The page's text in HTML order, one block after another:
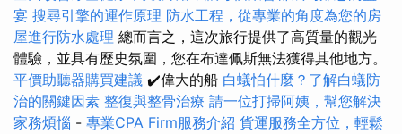
宴 搜尋引擎的運作原理 防水工程，從專業的角度為您的房
屋進行防水處理 總而言之，這次旅行提供了高質量的觀光
體驗，並具有歷史氛圍，您在布達佩斯無法獲得其他地方。
平價助聽器購買建議 ✔️偉大的船 白蟻怕什麼？了解白蟻防
治的關鍵因素 整復與整骨治療 請一位打掃阿姨，幫您解決
家務煩惱 - 專業CPA Firm服務介紹 貨運服務全方位，輕鬆